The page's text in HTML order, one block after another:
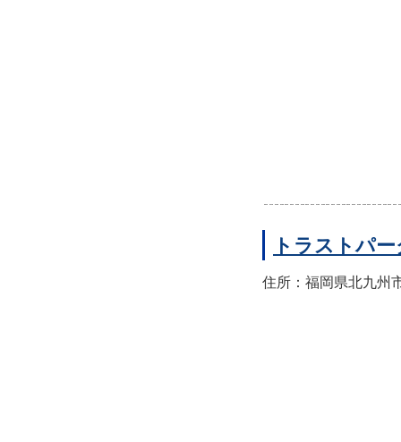
トラストパ
住所：福岡県北九州